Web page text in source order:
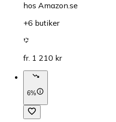
hos Amazon.se
+6 butiker
fr. 1 210 kr
6%